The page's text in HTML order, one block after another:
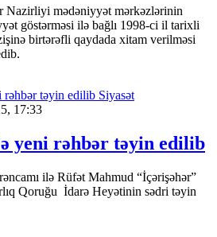
Nazirliyi mədəniyyət mərkəzlərinin
göstərməsi ilə bağlı 1998-ci il tarixli
birtərəfli qaydada xitam verilməsi
Siyasət
17:33
yeni rəhbər təyin edilib
ilə Rüfət Mahmud “İçərişəhər”
Qoruğu İdarə Heyətinin sədri təyin